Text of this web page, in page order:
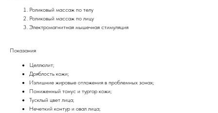
Роликовый массаж по телу
Роликовый массаж по лицу
Электромагнитная мышечная стимуляция
Показания
Целлюлит;
Дряблость кожи;
Излишние жировые отложения в проблемных зонах;
Пониженный тонус и тургор кожи;
Тусклый цвет лица;
Нечеткий контур и овал лица;